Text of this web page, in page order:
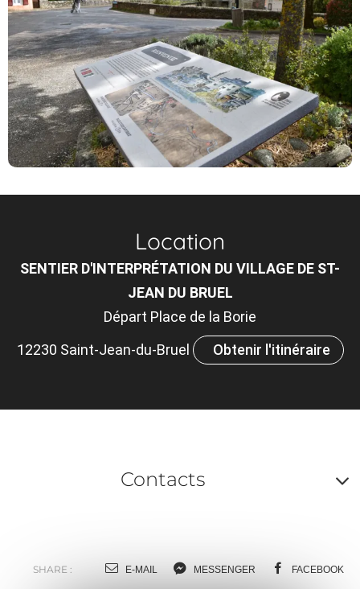
Location
SENTIER D'INTERPRÉTATION DU VILLAGE DE ST-
JEAN DU BRUEL
Départ Place de la Borie
12230 Saint-Jean-du-Bruel
Obtenir l'itinéraire
Contacts
SHARE : E-MAIL MESSENGER FACEBOOK